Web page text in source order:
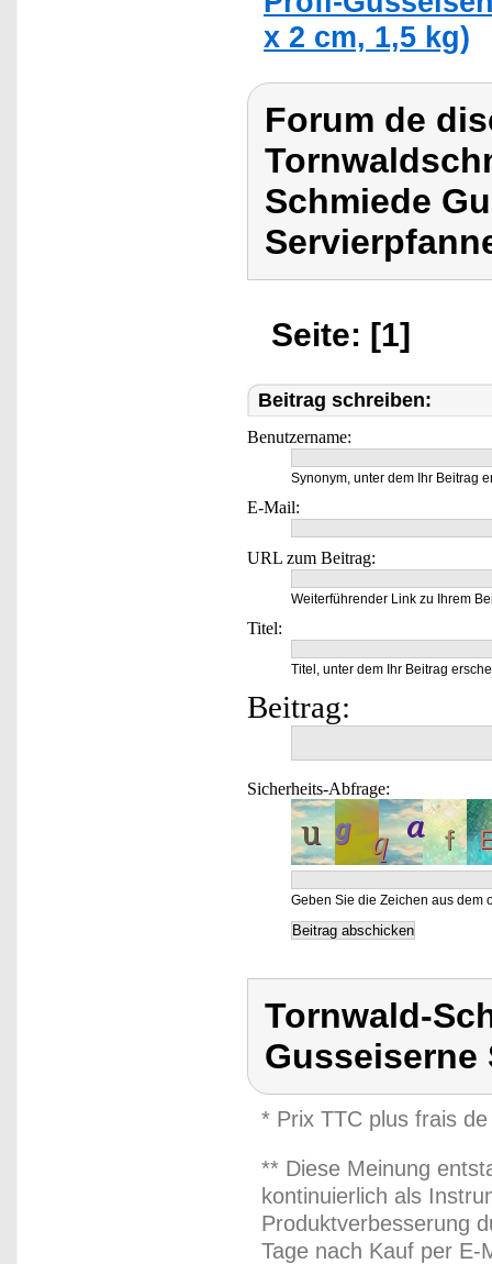
x 2 cm, 1,5 kg)
Forum de
Schmiede
Seite: [1]
Beitrag schreiben:
Benutzername:
Synonym, unter dem Ihr Beitrag
E-Mail:
URL zum Beitrag:
Weiterführender Link zu Ihrem
Titel:
Titel, unter dem Ihr Beitrag
Beitrag:
Sicherheits-Abfrage:
Geben Sie die Zeichen aus dem
Tornwald-
Gusseiserne
* Prix TTC plus frais
** Diese Meinung
kontinuierlich als
Produktverbesserung
Tage nach Kauf per E-